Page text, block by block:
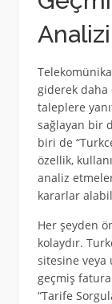
Analizi
giderek daha
taleplere
sağlayan bir
biri de
özellik,
analiz
kararlar
Her şeyden
kolaydır.
sitesine veya
geçmiş
“Tarife